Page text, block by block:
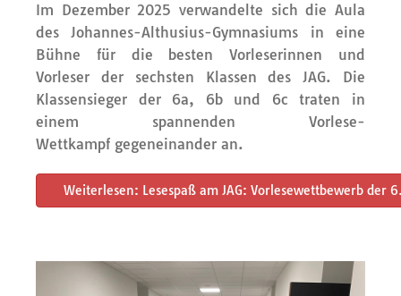
Im Dezember 2025 verwandelte sich die Aula
des Johannes-Althusius-Gymnasiums in eine
Bühne für die besten Vorleserinnen und
Vorleser der sechsten Klassen des JAG. Die
Klassensieger der 6a, 6b und 6c traten in
einem spannenden Vorlese-
Wettkampf gegeneinander an.
Weiterlesen: Lesespaß am JAG: Vorlesewettbewerb der